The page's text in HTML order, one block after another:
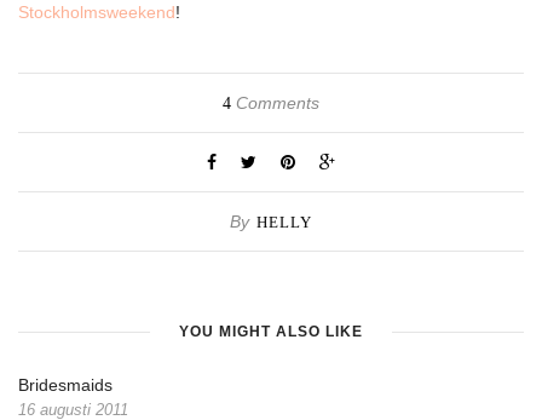
Stockholmsweekend!
4 Comments
By HELLY
YOU MIGHT ALSO LIKE
Bridesmaids
16 augusti 2011